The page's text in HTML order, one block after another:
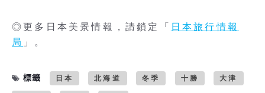
◎更多日本美景情報，請鎖定「
日本旅行情報
局 」。
標籤 日本 北海道 冬季 十勝 大津